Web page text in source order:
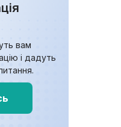
вам
і дадуть